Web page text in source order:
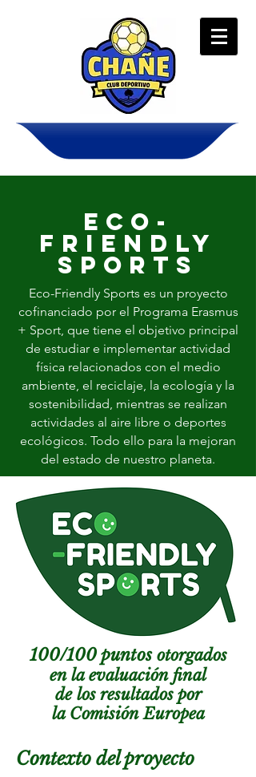
Eco-
Friendly
Sports
Eco-Friendly Sports es un proyecto
cofinanciado por el Programa Erasmus
+ Sport, que tiene el objetivo principal
de estudiar e implementar actividad
física relacionados con el medio
ambiente, el reciclaje, la ecología y la
sostenibilidad, mientras se realizan
actividades al aire libre o deportes
ecológicos. Todo ello para la mejoran
del estado de nuestro planeta.
100/100 puntosotorgados
en la evaluación final
de los resultados por
la Comisión Europea
Contexto del proyecto